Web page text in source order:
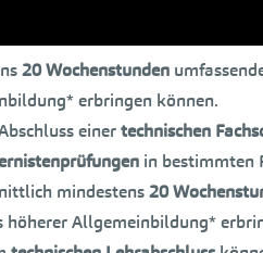
20 Wochenstunden
erbringen können.
einertechnischen
in bestimmten
mindestens20
höherer Allgemeinbildung*